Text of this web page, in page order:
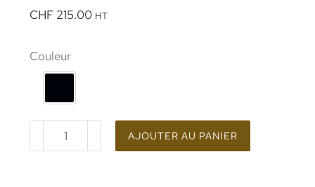
CHF 215.00 HT
Couleur
AJOUTER AU PANIER